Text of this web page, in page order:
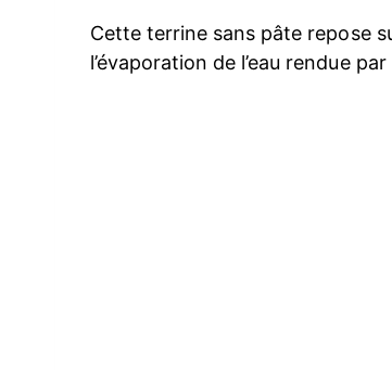
Cette terrine sans pâte repose
l’évaporation de l’eau rendue